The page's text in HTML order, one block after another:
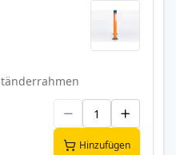
Hinzufügen